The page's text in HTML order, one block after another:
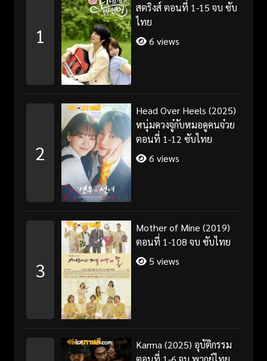
1
สตริงส์ ตอนที่ 1-15 จบ ซับ
ไทย
6 views
2
Head Over Heels (2025)
หนุ่มดวงจู๋กับหมอดูคนจ๋วย
ตอนที่ 1-12 ซับไทย
6 views
3
Mother of Mine (2019)
ตอนที่ 1-108 จบ ซับไทย
5 views
Karma (2025) อุบัติกรรม